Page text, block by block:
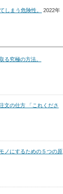
しまう危険性。
2022年
る究極の方法。
文の仕方 「これくださ
ノにするための５つの原